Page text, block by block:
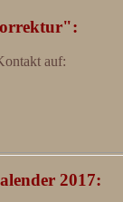
auf:
2017: